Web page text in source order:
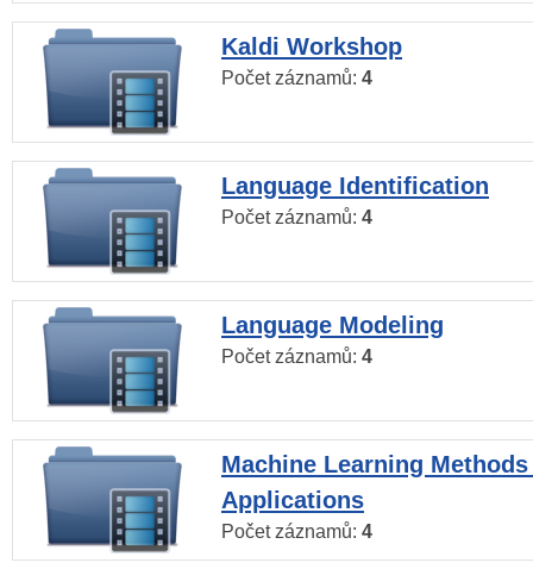
Kaldi Workshop
Počet záznamů: 4
Language Identification
Počet záznamů: 4
Language Modeling
Počet záznamů: 4
Machine Learning
Applications
Počet záznamů: 4